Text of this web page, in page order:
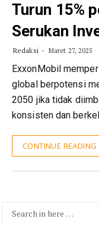
Turun 15%
Serukan
Redaksi Maret 27, 2025
ExxonMobil
global berpotensi
2050 jika tidak
konsisten dan
CONTINUE READING
Search